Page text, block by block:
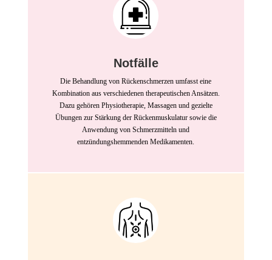
Notfälle
Die Behandlung von Rückenschmerzen umfasst eine
Kombination aus verschiedenen therapeutischen Ansätzen.
Dazu gehören Physiotherapie, Massagen und gezielte
Übungen zur Stärkung der Rückenmuskulatur sowie die
Anwendung von Schmerzmitteln und
entzündungshemmenden Medikamenten.